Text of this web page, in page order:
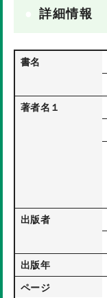
詳細情報
書名
著者名１
出版者
出版年
ページ